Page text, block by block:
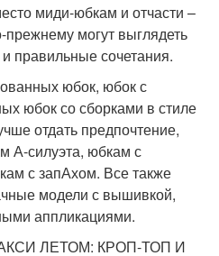
миди-юбкам и отчасти –
могут выглядеть
правильные сочетания.
юбок, юбок с
юбок со сборками в стиле
отдать предпочтение,
А-силуэта, юбкам с
с запАхом. Все также
модели с вышивкой,
аппликациями.
ЛЕТОМ: КРОП-ТОП И